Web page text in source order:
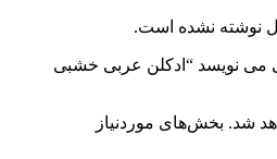
نوشته نشده است.
می نویسد “ادکلن عربی خشبی
شد. بخش‌های موردنیاز